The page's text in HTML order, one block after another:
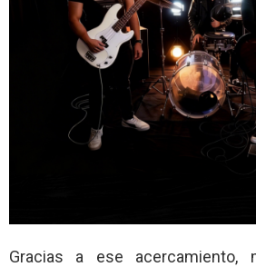
Gracias a ese